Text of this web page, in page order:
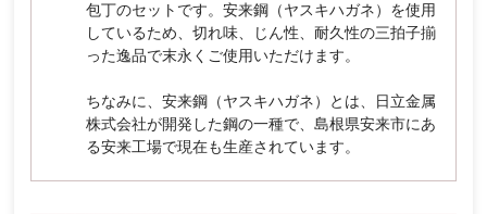
包丁のセットです。安来鋼（ヤスキハガネ）を使用
しているため、切れ味、じん性、耐久性の三拍子揃
った逸品で末永くご使用いただけます。
ちなみに、安来鋼（ヤスキハガネ）とは、日立金属
株式会社が開発した鋼の一種で、島根県安来市にあ
る安来工場で現在も生産されています。